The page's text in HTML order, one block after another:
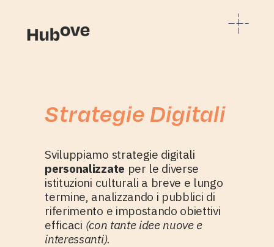
Strategie Digitali
Sviluppiamo strategie digitali
personalizzate per le diverse
istituzioni culturali a breve e lungo
termine, analizzando i pubblici di
riferimento e impostando obiettivi
efficaci (con tante idee nuove e
interessanti).